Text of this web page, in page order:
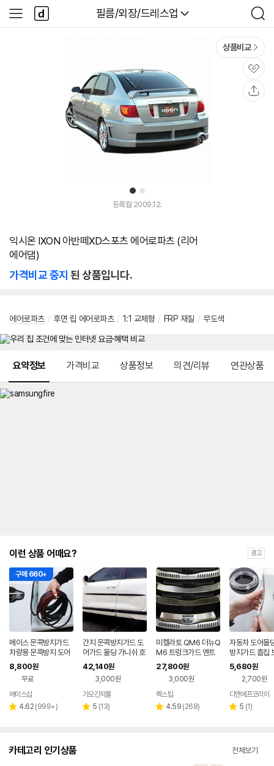
다나와
필름/외장/드레스업
검
색
사
이
다
나
와
1 2
상품비교
관
심
등록월 2009.12.
익시온 IXON 아반떼XD스포츠 에어로파츠 (리어
에어댐)
가격비교 중지 된 상품입니다.
에어로파츠 / 후면 립 에어로파츠 / 1:1 교체형 / FRP 재질 / 무도색
요약정보 가격비교 상품정보 의견/리뷰 연관상품
이런 상품 어때요? 광고
구매 660+
메이스 문콕방지가드
차량용 문콕방지 도어
가드 몰딩 심플 10m
8,800원
무료
메이스샵
별 4.62 리
(999+)
간지 문콕방지가드 도
어가드 몰딩 가니쉬 호
환 로고
42,140원
3,000원
가오간지몰
별 5 리
(13)
미켈라토 QM6 더뉴Q
M6 트렁크가드 엔트
리가드 기스방지 몰딩
27,800원
3,000원
렉스탑
별 4.59 리
(268)
자동차 도어몰
방지가드 흠집
5,680원
2,700원
디앤에프코리아
별 5 리
(1)
카테고리 인기상품 전체보기